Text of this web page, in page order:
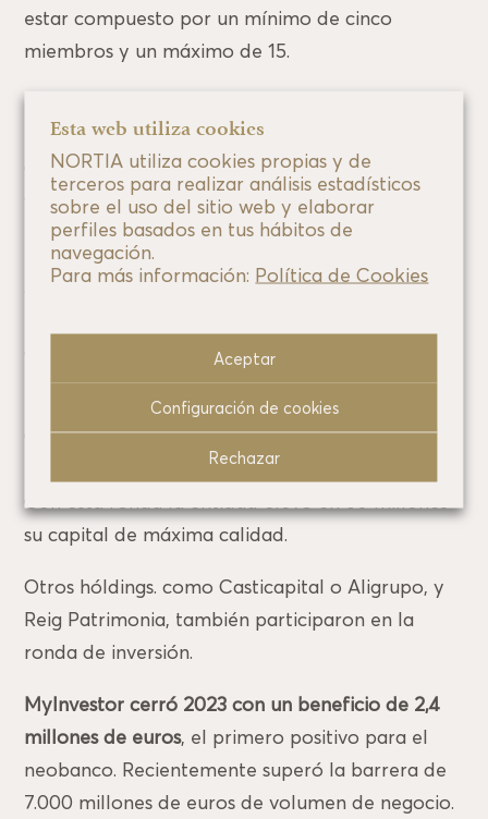
estar compuesto por un mínimo de cinco
miembros y un máximo de 15.
ejecutivos, que sonCarlos Asó
Grupo Andbank y vicepresidente de MyInvestor,
Nuria Rocamora, consejera delegada del
neobanco; y tres independientes.
Ambos consejeros llegan tras la ronda de
año pasado y que Nortia Capital y Arama
Futuro lideraron.
Captó45 millones de euros durante el pasado
que sirvieron para fortalecer sus ratios.
Con esta ronda la entidad elevó en 60 millones
su capital de máxima calidad.
Otros hóldings. como Casticapital o Aligrupo, y
Reig Patrimonia, también participaron en la
ronda de inversión.
MyInvestor cerró 2023 con un beneficio de 2,4
millones de euros, el primero positivo para el
neobanco. Recientemente superó la barrera de
7.000 millones de euros de volumen de negocio.
Esta web utiliza cookies
NORTIA utiliza cookies propias y de
terceros para realizar análisis estadísticos
sobre el uso del sitio web y elaborar
perfiles basados en tus hábitos de
navegación.
Para más información: Política de Cookies
Rechazar
Configuración de cookies
Aceptar